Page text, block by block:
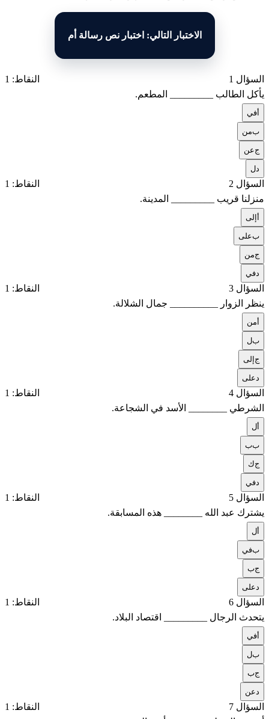
الاختبار التالي: اختبار نص رسالة أم
السؤال 1
النقاط: 1
يأكل الطالب _________ المطعم.
في
بمن
جعن
ل
السؤال 2
النقاط: 1
منزلنا قريب _________ المدينة.
إلى
بعلى
جمن
في
السؤال 3
النقاط: 1
ينظر الزوار __________ جمال الشلالة.
من
بل
جإلى
على
السؤال 4
النقاط: 1
الشرطي ________ الأسد في الشجاعة.
ل
بب
جك
في
السؤال 5
النقاط: 1
يشترك عبد الله ________ هذه المسابقة.
ل
بفي
جب
على
السؤال 6
النقاط: 1
يتحدث الرجال _________ اقتصاد البلاد.
في
بل
جب
عن
السؤال 7
النقاط: 1